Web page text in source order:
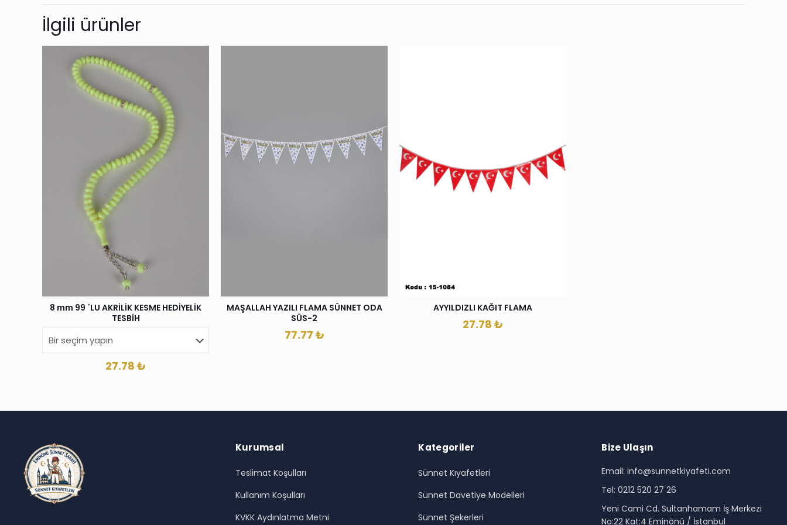
İlgili ürünler
8 mm 99 ´LU AKRİLİK KESME HEDİYELİK
TESBİH
27.78 ₺
MAŞALLAH YAZILI FLAMA SÜNNET ODA
SÜS-2
77.77 ₺
AYYILDIZLI KAĞIT FLAMA
27.78 ₺
Kurumsal
Teslimat Koşulları
Kullanım Koşulları
KVKK Aydınlatma Metni
Kategoriler
Sünnet Kıyafetleri
Sünnet Davetiye Modelleri
Sünnet Şekerleri
Bize Ulaşın
Email: info@sunnetkiyafeti.com
Tel: 0212 520 27 26
Yeni Cami Cd. Sultanhamam İş Merkezi
No:22 Kat:4 Eminönü / İstanbul